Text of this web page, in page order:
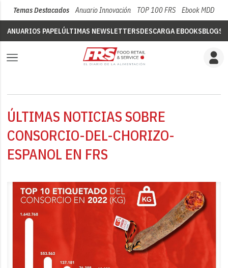
Temas Destacados Anuario Innovación TOP 100 FRS Ebook MDD
ANUARIOS PAPELÚLTIMAS NEWSLETTERSDESCARGA EBOOKSBLOGS
ÚLTIMAS NOTICIAS SOBRE
CONSORCIO-DEL-CHORIZO-
ESPANOL EN FRS